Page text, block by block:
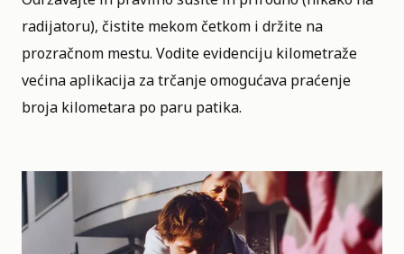
radijatoru), čistite mekom četkom i držite na
prozračnom mestu. Vodite evidenciju kilometraže
većina aplikacija za trčanje omogućava praćenje
broja kilometara po paru patika.